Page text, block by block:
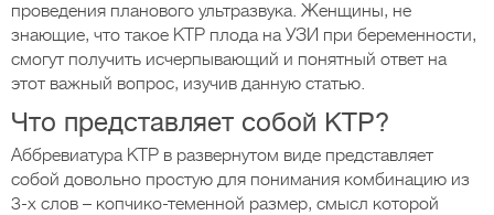
проведения планового ультразвука. Женщины, не
знающие, что такое КТР плода на УЗИ при беременности,
смогут получить исчерпывающий и понятный ответ на
этот важный вопрос, изучив данную статью.
Что представляет собой КТР?
Аббревиатура КТР в развернутом виде представляет
собой довольно простую для понимания комбинацию из
3-х слов – копчико-теменной размер, смысл которой